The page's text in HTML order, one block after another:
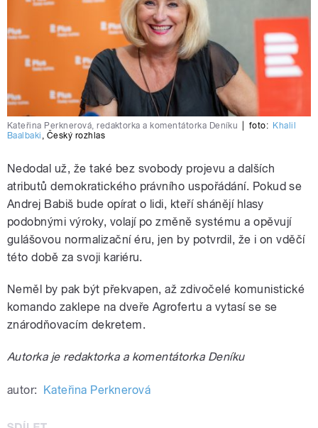
Kateřina Perknerová, redaktorka a komentátorka Deníku foto: Khalil
Baalbaki , Český rozhlas
Nedodal už, že také bez svobody projevu a dalších
atributů demokratického právního uspořádání. Pokud se
Andrej Babiš bude opírat o lidi, kteří shánějí hlasy
podobnými výroky, volají po změně systému a opěvují
gulášovou normalizační éru, jen by potvrdil, že i on vděčí
této době za svoji kariéru.
Neměl by pak být překvapen, až zdivočelé komunistické
komando zaklepe na dveře Agrofertu a vytasí se se
znárodňovacím dekretem.
Autorka je redaktorka a komentátorka Deníku
autor: Kateřina Perknerová